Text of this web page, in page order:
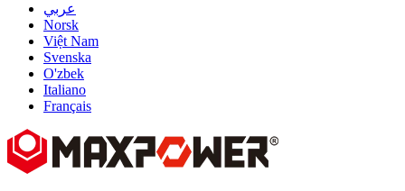
عربي
Norsk
Việt Nam
Svenska
O'zbek
Italiano
Français